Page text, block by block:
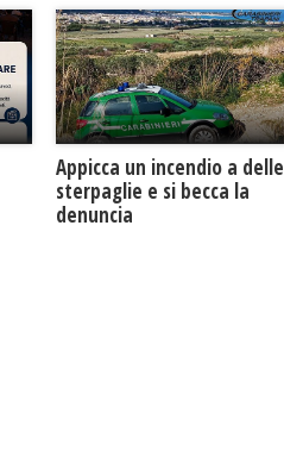
Appicca un incendio a delle
sterpaglie e si becca la
denuncia